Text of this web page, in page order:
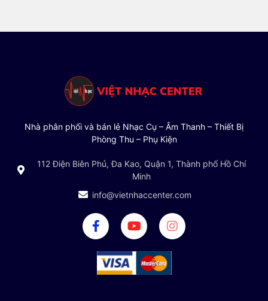
Nhà phân phối và bán lẻ Nhạc Cụ – Âm Thanh – Thiết Bị
Phòng Thu – Phụ Kiện
112 Điện Biên Phủ, Đa Kao, Quận 1, Thành phố Hồ Chí
Minh
info@vietnhaccenter.com